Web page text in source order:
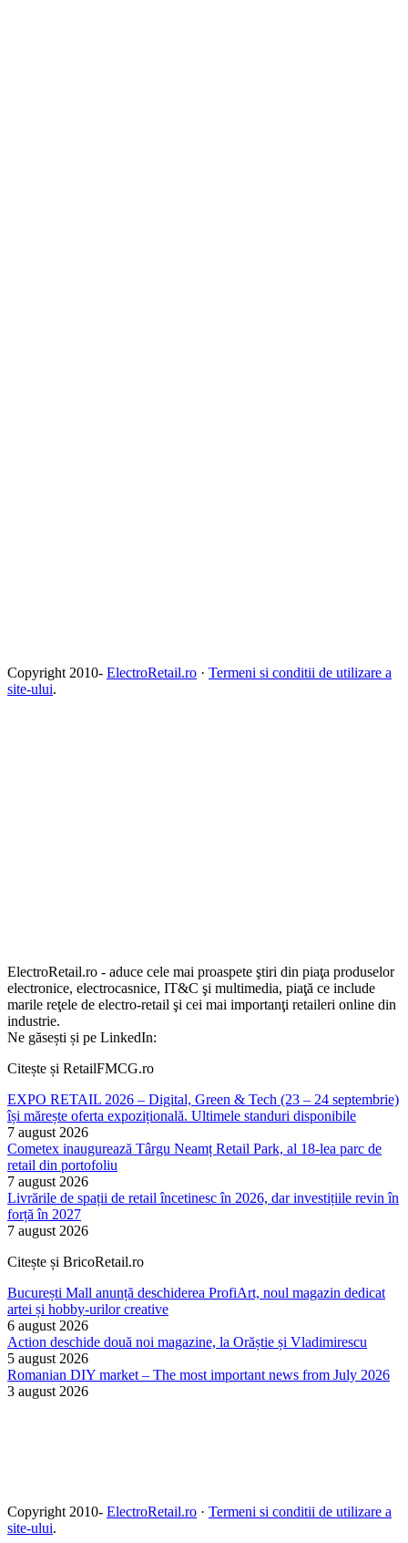
Copyright 2010- ElectroRetail.ro · Termeni si conditii de utilizare a
site-ului.
ElectroRetail.ro - aduce cele mai proaspete ştiri din piaţa produselor
electronice, electrocasnice, IT&C şi multimedia, piaţă ce include
marile reţele de electro-retail şi cei mai importanţi retaileri online din
industrie.
Ne găsești și pe LinkedIn:
Citește și RetailFMCG.ro
EXPO RETAIL 2026 – Digital, Green & Tech (23 – 24 septembrie)
își mărește oferta expozițională. Ultimele standuri disponibile
7 august 2026
Cometex inaugurează Târgu Neamț Retail Park, al 18-lea parc de
retail din portofoliu
7 august 2026
Livrările de spații de retail încetinesc în 2026, dar investițiile revin în
forță în 2027
7 august 2026
Citește și BricoRetail.ro
București Mall anunță deschiderea ProfiArt, noul magazin dedicat
artei și hobby-urilor creative
6 august 2026
Action deschide două noi magazine, la Orăștie și Vladimirescu
5 august 2026
Romanian DIY market – The most important news from July 2026
3 august 2026
Copyright 2010- ElectroRetail.ro · Termeni si conditii de utilizare a
site-ului.